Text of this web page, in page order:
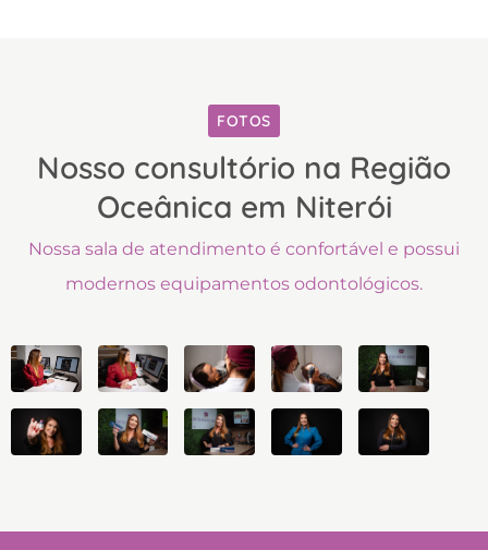
FOTOS
Nosso consultório na Região
Oceânica em Niterói
Nossa sala de atendimento é confortável e possui
modernos equipamentos odontológicos.